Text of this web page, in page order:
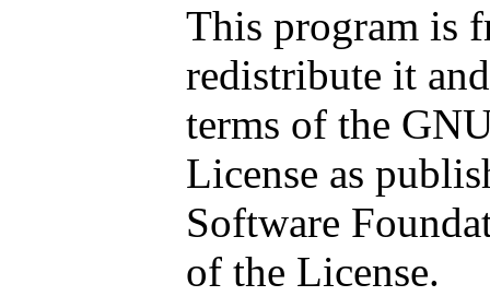
This program is
redistribute it
terms of the
License as
Software
of the License.